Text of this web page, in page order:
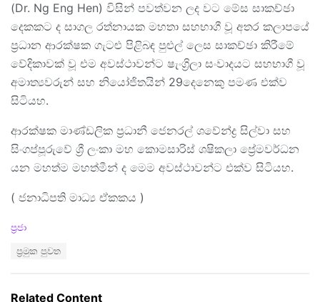
(Dr. Ng Eng Hen) විසින් පවත්වන ලද වට මේස සාකච්ඡා
දෙකකට ද සාගල රත්නායක මහතා සහභාගී වූ අතර කලාපයේ
ප්‍රධාන ආරක්ෂක ගැටළු පිළිබඳ පුළුල් ලෙස සාකච්ඡා කිරීමේ
වේදිකාවක් වූ එම අවස්ථාවන්ට ෂැංග්‍රිලා සංවාදයට සහභාගී වූ
අමාත්‍යවරුන් සහ නියෝජිතයින් 29දෙනෙකු පමණ එක්ව
සිටියහ.
ආරක්ෂක මාණ්ඩලික ප්‍රධානී ජෙනරල් ශවේන්ද්‍ර සිල්වා සහ
සිංගප්පූරුවේ ශ්‍රී ලංකා මහ කොමසාරිස් ශෂිකලා ප්‍රේමවර්ධන
යන මහත්ම මහත්මීන් ද මෙම අවස්ථාවන්ට එක්ව සිටියහ.
( ජනාධිපති මාධ්‍ය ඒකකය )
C
ප්‍රජා
ප්‍රමුක පුවත
Related Content